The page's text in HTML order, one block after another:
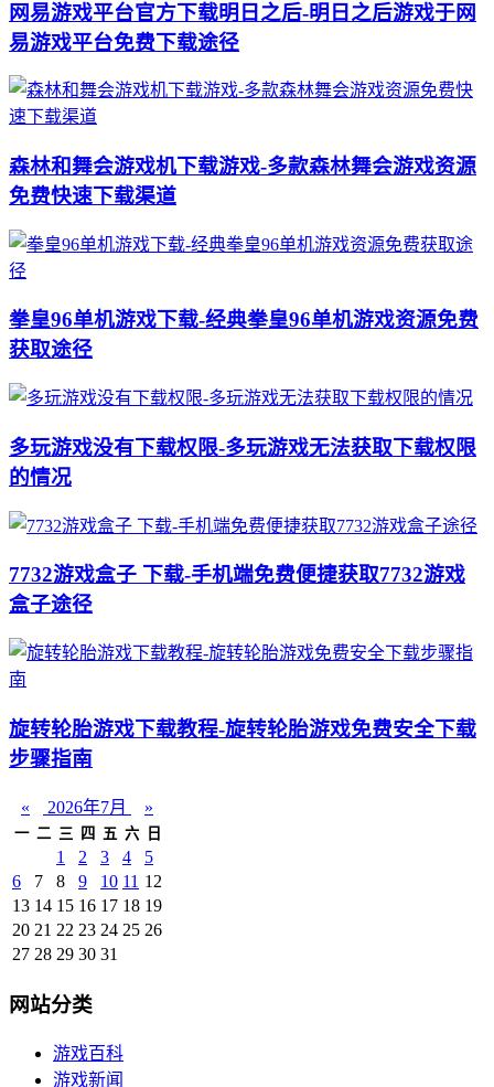
网易游戏平台官方下载明日之后-明日之后游戏于网
易游戏平台免费下载途径
森林和舞会游戏机下载游戏-多款森林舞会游戏资源
免费快速下载渠道
拳皇96单机游戏下载-经典拳皇96单机游戏资源免费
获取途径
多玩游戏没有下载权限-多玩游戏无法获取下载权限
的情况
7732游戏盒子 下载-手机端免费便捷获取7732游戏
盒子途径
旋转轮胎游戏下载教程-旋转轮胎游戏免费安全下载
步骤指南
« 2026年7月 »
一 二 三 四 五 六 日
1 2 3 4
5
6
7 8 9 10 11 12
13 14 15 16 17 18 19
20 21 22 23 24 25 26
27 28 29 30 31
网站分类
游戏百科
游戏新闻